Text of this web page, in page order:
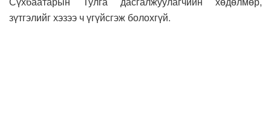
зүтгэлийг хэзээ ч үгүйсгэж болохгүй.